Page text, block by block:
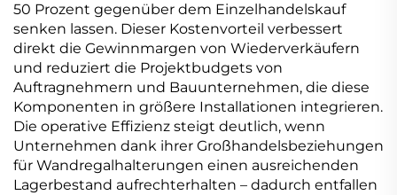
50 Prozent gegenüber dem Einzelhandelskauf
senken lassen. Dieser Kostenvorteil verbessert
direkt die Gewinnmargen von Wiederverkäufern
und reduziert die Projektbudgets von
Auftragnehmern und Bauunternehmen, die diese
Komponenten in größere Installationen integrieren.
Die operative Effizienz steigt deutlich, wenn
Unternehmen dank ihrer Großhandelsbeziehungen
für Wandregalhalterungen einen ausreichenden
Lagerbestand aufrechterhalten – dadurch entfallen